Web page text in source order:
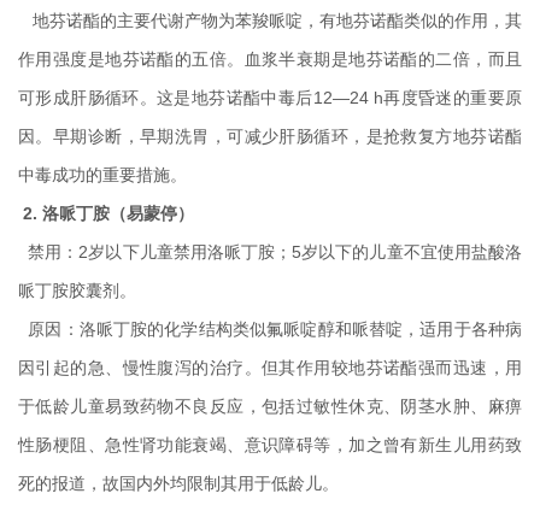
地芬诺酯的主要代谢产物为苯羧哌啶，有地芬诺酯类似的作用，其
作用强度是地芬诺酯的五倍。血浆半衰期是地芬诺酯的二倍，而且
可形成肝肠循环。这是地芬诺酯中毒后12—24 h再度昏迷的重要原
因。早期诊断，早期洗胃，可减少肝肠循环，是抢救复方地芬诺酯
中毒成功的重要措施。
2. 洛哌丁胺（易蒙停）
禁用：2岁以下儿童禁用洛哌丁胺；5岁以下的儿童不宜使用盐酸洛
哌丁胺胶囊剂。
原因：洛哌丁胺的化学结构类似氟哌啶醇和哌替啶，适用于各种病
因引起的急、慢性腹泻的治疗。但其作用较地芬诺酯强而迅速，用
于低龄儿童易致药物不良反应，包括过敏性休克、阴茎水肿、麻痹
性肠梗阻、急性肾功能衰竭、意识障碍等，加之曾有新生儿用药致
死的报道，故国内外均限制其用于低龄儿。